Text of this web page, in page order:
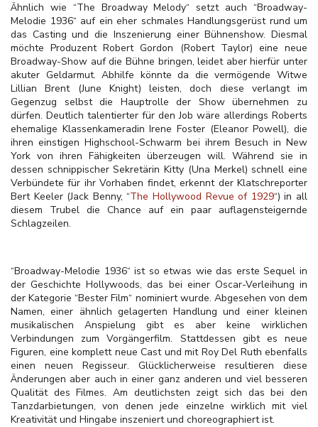
Ähnlich wie “The Broadway Melody“ setzt auch “Broadway-
Melodie 1936“ auf ein eher schmales Handlungsgerüst rund um
das Casting und die Inszenierung einer Bühnenshow. Diesmal
möchte Produzent Robert Gordon (Robert Taylor) eine neue
Broadway-Show auf die Bühne bringen, leidet aber hierfür unter
akuter Geldarmut. Abhilfe könnte da die vermögende Witwe
Lillian Brent (June Knight) leisten, doch diese verlangt im
Gegenzug selbst die Hauptrolle der Show übernehmen zu
dürfen. Deutlich talentierter für den Job wäre allerdings Roberts
ehemalige Klassenkameradin Irene Foster (Eleanor Powell), die
ihren einstigen Highschool-Schwarm bei ihrem Besuch in New
York von ihren Fähigkeiten überzeugen will. Während sie in
dessen schnippischer Sekretärin Kitty (Una Merkel) schnell eine
Verbündete für ihr Vorhaben findet, erkennt der Klatschreporter
Bert Keeler (Jack Benny, “The Hollywood Revue of 1929“) in all
diesem Trubel die Chance auf ein paar auflagensteigernde
Schlagzeilen.
“Broadway-Melodie 1936“ ist so etwas wie das erste Sequel in
der Geschichte Hollywoods, das bei einer Oscar-Verleihung in
der Kategorie “Bester Film“ nominiert wurde. Abgesehen von dem
Namen, einer ähnlich gelagerten Handlung und einer kleinen
musikalischen Anspielung gibt es aber keine wirklichen
Verbindungen zum Vorgängerfilm. Stattdessen gibt es neue
Figuren, eine komplett neue Cast und mit Roy Del Ruth ebenfalls
einen neuen Regisseur. Glücklicherweise resultieren diese
Änderungen aber auch in einer ganz anderen und viel besseren
Qualität des Filmes. Am deutlichsten zeigt sich das bei den
Tanzdarbietungen, von denen jede einzelne wirklich mit viel
Kreativität und Hingabe inszeniert und choreographiert ist.